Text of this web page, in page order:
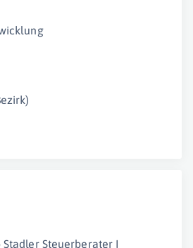
Stadler Steuerberater I